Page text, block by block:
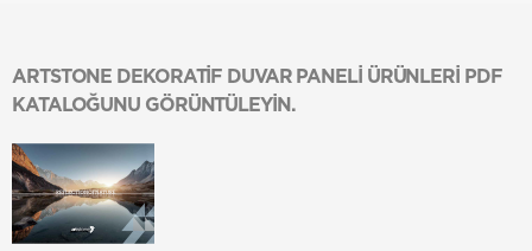
ARTSTONE DEKORATİF DUVAR PANELİ ÜRÜNLERİ PDF
KATALOĞUNU GÖRÜNTÜLEYİN.